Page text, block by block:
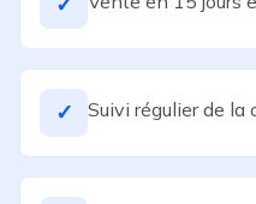
✓ Suivi régulier de la